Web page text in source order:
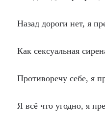
Назад дороги нет, я
Как сексуальная
Противоречу себе, я
Я всё что угодно, я